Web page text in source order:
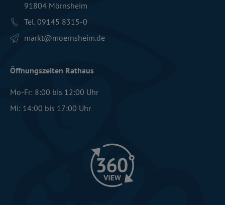
91804 Mörnsheim
Tel. 09145 8315-0
markt­@moernsheim.de
Öffnungszeiten Rathaus
Mo-Fr: 8:00 bis 12:00 Uhr
Mi: 14:00 bis 17:00 Uhr